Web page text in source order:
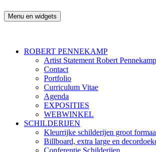
naar
Robert Pennekamp
Menu en widgets
ROBERT PENNEKAMP
Artist Statement Robert Pennekamp
Contact
Portfolio
Curriculum Vitae
Agenda
EXPOSITIES
WEBWINKEL
SCHILDERIJEN
Kleurrijke schilderijen groot
Billboard, extra large en
Conferentie Schilderijen